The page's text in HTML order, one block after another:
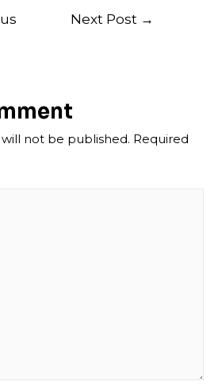
Next Post →
not be published. Required